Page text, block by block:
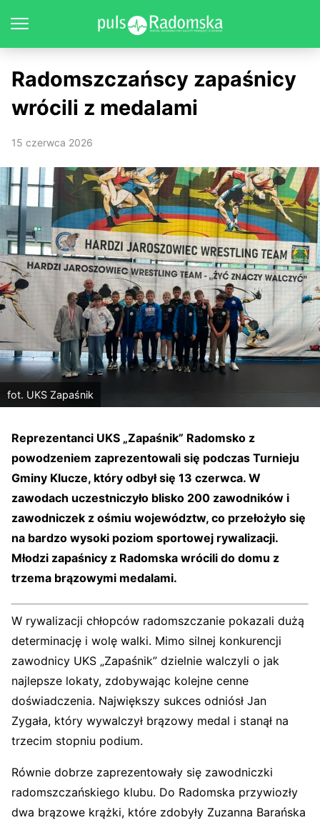
Radomszczańscy zapaśnicy
wrócili z medalami
15 czerwca 2026
fot. UKS Zapaśnik
Reprezentanci UKS „Zapaśnik” Radomsko z
powodzeniem zaprezentowali się podczas Turnieju
Gminy Klucze, który odbył się 13 czerwca. W
zawodach uczestniczyło blisko 200 zawodników i
zawodniczek z ośmiu województw, co przełożyło się
na bardzo wysoki poziom sportowej rywalizacji.
Młodzi zapaśnicy z Radomska wrócili do domu z
trzema brązowymi medalami.
W rywalizacji chłopców radomszczanie pokazali dużą
determinację i wolę walki. Mimo silnej konkurencji
zawodnicy UKS „Zapaśnik” dzielnie walczyli o jak
najlepsze lokaty, zdobywając kolejne cenne
doświadczenia. Największy sukces odniósł Jan
Zygała, który wywalczył brązowy medal i stanął na
trzecim stopniu podium.
Równie dobrze zaprezentowały się zawodniczki
radomszczańskiego klubu. Do Radomska przywiozły
dwa brązowe krążki, które zdobyły Zuzanna Barańska